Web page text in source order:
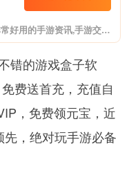
巴兔游戏app是一款非常好用的手游资讯,手游交易社区,在软件上支持玩家在线交易账号,在懂游戏APP上我们还可以看到非常多的最新的手游资讯,让你第一时间了解到游戏的版本变化,感兴趣的朋友赶紧下载使用吧!
错的游戏盒子软
费送首充，充值自
，免费领元宝，近
，绝对玩手游必备